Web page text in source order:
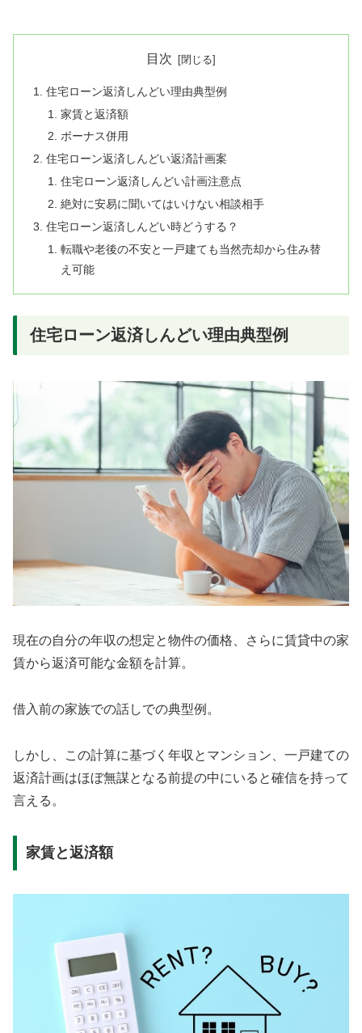
目次
住宅ローン返済しんどい理由典型例
家賃と返済額
ボーナス併用
住宅ローン返済しんどい返済計画案
住宅ローン返済しんどい計画注意点
絶対に安易に聞いてはいけない相談相手
住宅ローン返済しんどい時どうする？
転職や老後の不安と一戸建ても当然売却から住み替
え可能
住宅ローン返済しんどい理由典型例
現在の自分の年収の想定と物件の価格、さらに賃貸中の家
賃から返済可能な金額を計算。
借入前の家族での話しでの典型例。
しかし、この計算に基づく年収とマンション、一戸建ての
返済計画はほぼ無謀となる前提の中にいると確信を持って
言える。
家賃と返済額